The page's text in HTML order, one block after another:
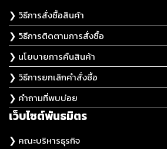
❯ วิธีการสั่งซื้อสินค้า
❯ วิธีการติดตามการสั่งซื้อ
❯ นโยบายการคืนสินค้า
❯ วิธีการยกเลิกคำสั่งซื้อ
❯ คำถามที่พบบ่อย
เว็บไซต์พันธมิตร
❯ คณะบริหารธุรกิจ